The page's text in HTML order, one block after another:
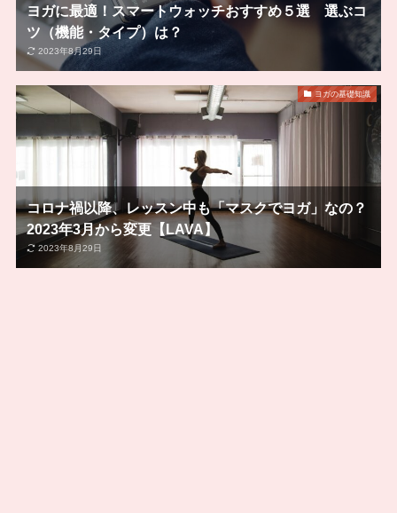
ヨガに最適！スマートウォッチおすすめ５選 選ぶコ
ツ（機能・タイプ）は？
2023年8月29日
ヨガの基礎知識
コロナ禍以降、レッスン中も「マスクでヨガ」なの？
2023年3月から変更【LAVA】
2023年8月29日